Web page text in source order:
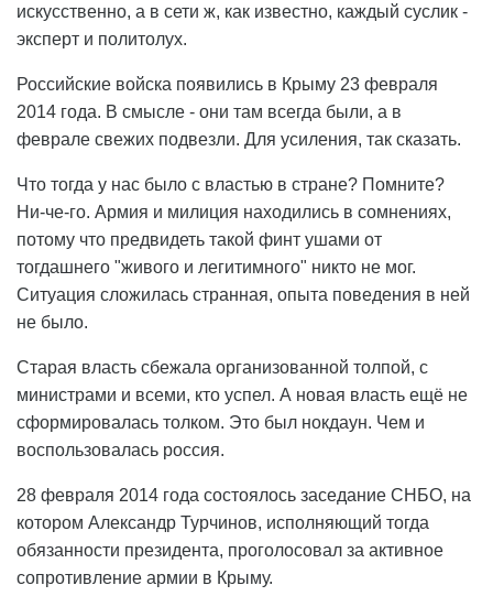
искусственно, а в сети ж, как известно, каждый суслик -
эксперт и политолух.
Российские войска появились в Крыму 23 февраля
2014 года. В смысле - они там всегда были, а в
феврале свежих подвезли. Для усиления, так сказать.
Что тогда у нас было с властью в стране? Помните?
Ни-че-го. Армия и милиция находились в сомнениях,
потому что предвидеть такой финт ушами от
тогдашнего "живого и легитимного" никто не мог.
Ситуация сложилась странная, опыта поведения в ней
не было.
Старая власть сбежала организованной толпой, с
министрами и всеми, кто успел. А новая власть ещё не
сформировалась толком. Это был нокдаун. Чем и
воспользовалась россия.
28 февраля 2014 года состоялось заседание СНБО, на
котором Александр Турчинов, исполняющий тогда
обязанности президента, проголосовал за активное
сопротивление армии в Крыму.